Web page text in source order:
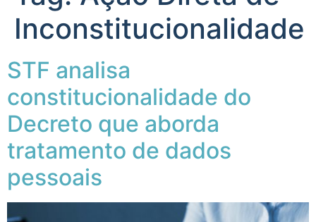
Inconstitucionalidade
STF analisa
constitucionalidade do
Decreto que aborda
tratamento de dados
pessoais